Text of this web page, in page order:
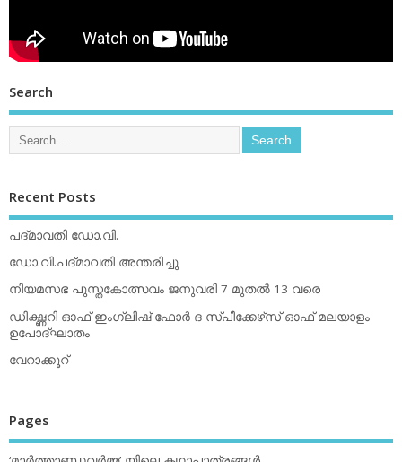
Search
Recent Posts
പദ്മാവതി ഡോ.വി.
ഡോ.വി.പദ്മാവതി അന്തരിച്ചു
നിയമസഭ പുസ്തകോത്സവം ജനുവരി 7 മുതല്‍ 13 വരെ
ഡിക്ഷ്ണറി ഓഫ് ഇംഗ്ലിഷ് ഫോര്‍ ദ സ്പീക്കേഴ്‌സ് ഓഫ് മലയാളം
ഉപോദ്ഘാതം
വേറാക്കൂറ്
Pages